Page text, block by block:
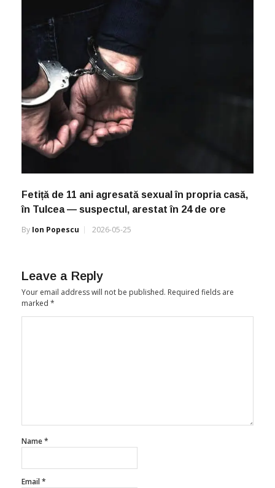
Fetiță de 11 ani agresată sexual în propria casă,
în Tulcea — suspectul, arestat în 24 de ore
By Ion Popescu 2026-05-25
Leave a Reply
Your email address will not be published. Required fields are
marked *
Name*
Email*